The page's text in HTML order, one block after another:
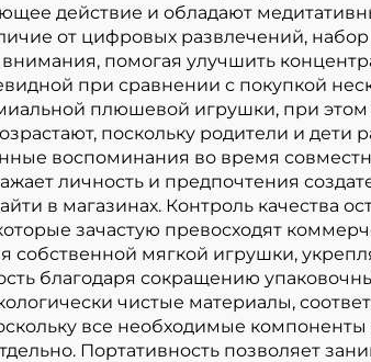
действие и обладают
от цифровых развлечений, набор
помогая улучшить
при сравнении с покупкой
плюшевой игрушки, при этом
поскольку родители и дети
воспоминания во время
личность и предпочтения
в магазинах. Контроль качества
зачастую превосходят
мягкой игрушки,
благодаря сокращению
чистые материалы,
все необходимые компоненты
Портативность позволяет